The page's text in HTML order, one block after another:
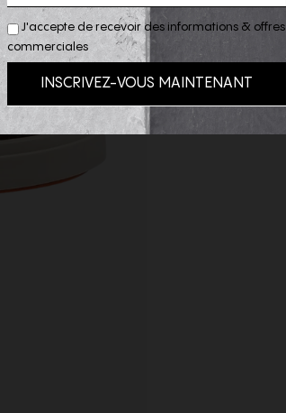
J'accepte de recevoir des informations & offres
commerciales